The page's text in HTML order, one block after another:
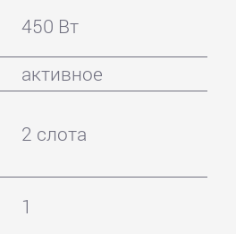
450 Вт
активное
2 слота
1